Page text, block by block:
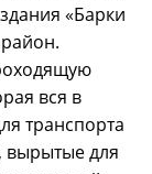
«Барки
вся в
транспорта
вырытые для